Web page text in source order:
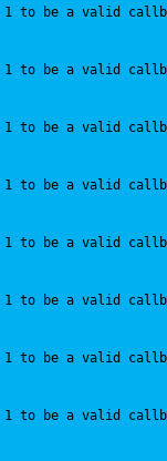
1 to be a valid
1 to be a valid
1 to be a valid
1 to be a valid
1 to be a valid
1 to be a valid
1 to be a valid
1 to be a valid